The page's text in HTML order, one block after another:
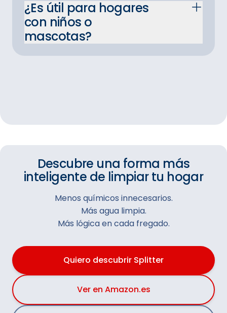
¿Es útil para hogares
con niños o
mascotas?
Descubre una forma más
inteligente de limpiar tu hogar
Menos químicos innecesarios.
Más agua limpia.
Más lógica en cada fregado.
Quiero descubrir Splitter
Ver en Amazon.es